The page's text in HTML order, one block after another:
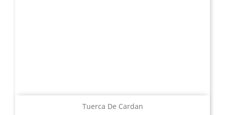
Tuerca De Cardan